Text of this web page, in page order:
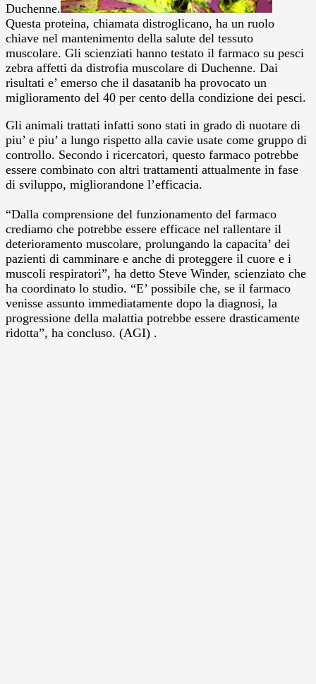
Duchenne.
Questa proteina, chiamata distroglicano, ha un ruolo
chiave nel mantenimento della salute del tessuto
muscolare. Gli scienziati hanno testato il farmaco su pesci
zebra affetti da distrofia muscolare di Duchenne. Dai
risultati e’ emerso che il dasatanib ha provocato un
miglioramento del 40 per cento della condizione dei pesci.
Gli animali trattati infatti sono stati in grado di nuotare di
piu’ e piu’ a lungo rispetto alla cavie usate come gruppo di
controllo. Secondo i ricercatori, questo farmaco potrebbe
essere combinato con altri trattamenti attualmente in fase
di sviluppo, migliorandone l’efficacia.
“Dalla comprensione del funzionamento del farmaco
crediamo che potrebbe essere efficace nel rallentare il
deterioramento muscolare, prolungando la capacita’ dei
pazienti di camminare e anche di proteggere il cuore e i
muscoli respiratori”, ha detto Steve Winder, scienziato che
ha coordinato lo studio. “E’ possibile che, se il farmaco
venisse assunto immediatamente dopo la diagnosi, la
progressione della malattia potrebbe essere drasticamente
ridotta”, ha concluso. (AGI) .